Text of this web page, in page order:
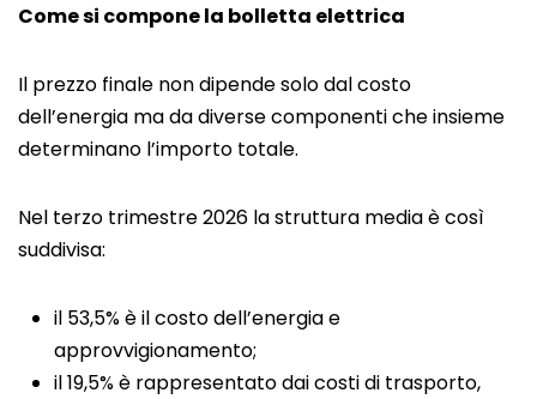
Come si compone la bolletta elettrica
Il prezzo finale non dipende solo dal costo
dell’energia ma da diverse componenti che insieme
determinano l’importo totale.
Nel terzo trimestre 2026 la struttura media è così
suddivisa:
il 53,5% è il costo dell’energia e
approvvigionamento;
il 19,5% è rappresentato dai costi di trasporto,